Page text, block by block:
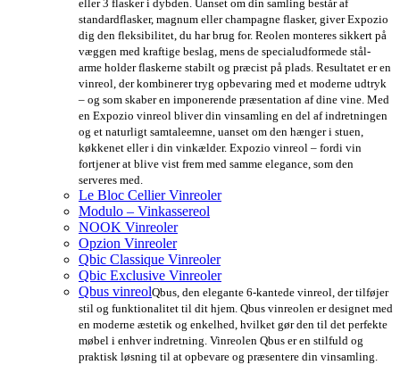
eller 3 flasker i dybden. Uanset om din samling består af
standardflasker, magnum eller champagne flasker, giver Expozio
dig den fleksibilitet, du har brug for. Reolen monteres sikkert på
væggen med kraftige beslag, mens de specialudformede stål-
arme holder flaskerne stabilt og præcist på plads. Resultatet er en
vinreol, der kombinerer tryg opbevaring med et moderne udtryk
– og som skaber en imponerende præsentation af dine vine. Med
en Expozio vinreol bliver din vinsamling en del af indretningen
og et naturligt samtaleemne, uanset om den hænger i stuen,
køkkenet eller i din vinkælder. Expozio vinreol – fordi vin
fortjener at blive vist frem med samme elegance, som den
serveres med.
Le Bloc Cellier Vinreoler
Modulo – Vinkassereol
NOOK Vinreoler
Opzion Vinreoler
Qbic Classique Vinreoler
Qbic Exclusive Vinreoler
Qbus vinreolQbus, den elegante 6-kantede vinreol, der tilføjer
stil og funktionalitet til dit hjem. Qbus vinreolen er designet med
en moderne æstetik og enkelhed, hvilket gør den til det perfekte
møbel i enhver indretning. Vinreolen Qbus er en stilfuld og
praktisk løsning til at opbevare og præsentere din vinsamling.